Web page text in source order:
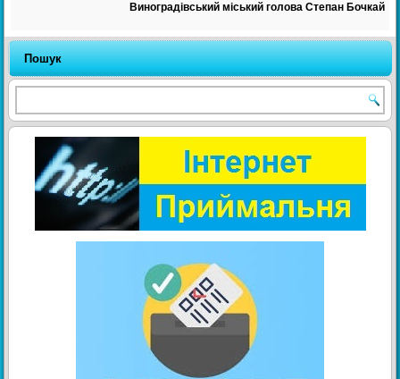
Виноградівський міський голова Степан Бочкай
Пошук